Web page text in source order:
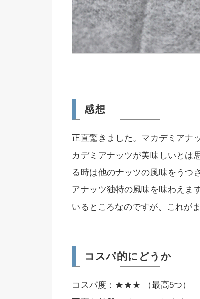
感想
正直驚きました。マカデミアナ
カデミアナッツが美味しいとは
る時は他のナッツの風味をうつ
アナッツ独特の風味を味わえま
いるところなのですが、これが
コスパ的にどうか
コスパ度：★★★ （最高5つ）